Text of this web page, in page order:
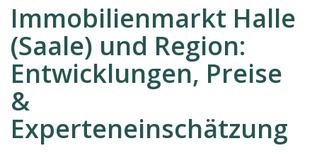
Immobilienmarkt Halle
(Saale) und Region:
Entwicklungen, Preise
&
Experteneinschätzung